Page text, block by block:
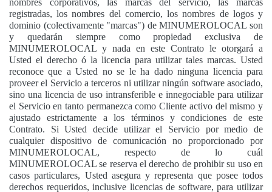
nombres corporativos, las marcas del servicio, las marcas
registradas, los nombres del comercio, los nombres de logos y
dominio (colectivamente "marcas") de MINUMEROLOCAL son
y quedarán siempre como propiedad exclusiva de
MINUMEROLOCAL y nada en este Contrato le otorgará a
Usted el derecho ó la licencia para utilizar tales marcas. Usted
reconoce que a Usted no se le ha dado ninguna licencia para
proveer el Servicio a terceros ni utilizar ningún software asociado,
sino una licencia de uso intransferible e innegociable para utilizar
el Servicio en tanto permanezca como Cliente activo del mismo y
ajustado estrictamente a los términos y condiciones de este
Contrato. Si Usted decide utilizar el Servicio por medio de
cualquier dispositivo de comunicación no proporcionado por
MINUMEROLOCAL, respecto de lo cuál
MINUMEROLOCAL se reserva el derecho de prohibir su uso en
casos particulares, Usted asegura y representa que posee todos
derechos requeridos, inclusive licencias de software, para utilizar